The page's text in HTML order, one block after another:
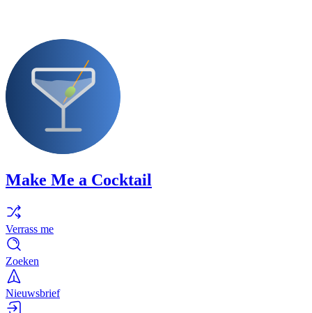
Make Me a Cocktail
Verrass me
Zoeken
Nieuwsbrief